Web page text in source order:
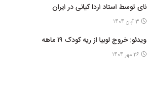
نای توسط استاد اردا کیانی در ایران
3 آبان 1404
ویدئو: خروج لوبیا از ریه کودک ۱۹ ماهه
26 مهر 1404